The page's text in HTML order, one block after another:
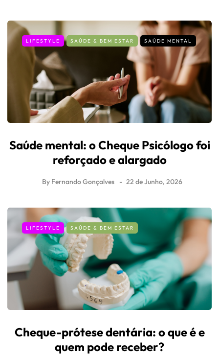
LIFESTYLE SAÚDE & BEM ESTAR SAÚDE MENTAL
Saúde mental: o Cheque Psicólogo foi
reforçado e alargado
By Fernando Gonçalves 22 de Junho, 2026
LIFESTYLE SAÚDE & BEM ESTAR
Cheque-prótese dentária: o que é e
quem pode receber?